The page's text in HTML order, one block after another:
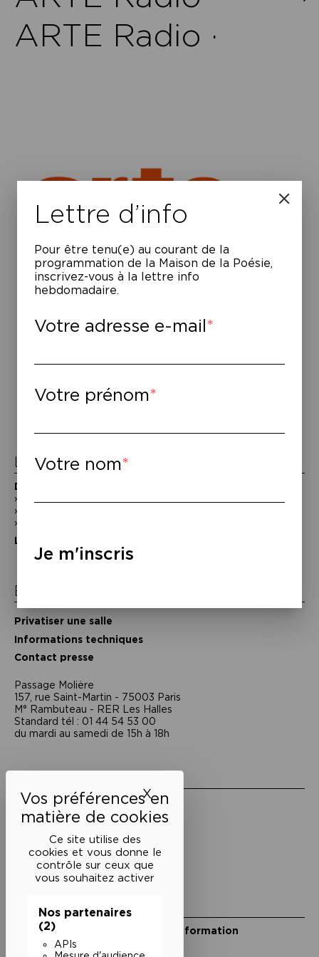
Ce site utilise des
cookies et vous donne le
contrôle sur ceux que
vous souhaitez activer
Nos partenaires
(2)
APIs
XMasquer le bandeau des
ARTE Radio ·
Navigation
de
l’article
La Maison de la Poésie
Découvrir
L’équipe
Espace pro
Privatiser une salle
Informations techniques
Contact presse
Passage Moliėre
157, rue Saint-Martin - 75003 Paris
M° Rambuteau - RER Les Halles
Standard tél : 01 44 54 53 00
du mardi au samedi de 15h à 18h
Mentions légales
Politique de confidentialité
Conditions générales de vente
Cookies
Restons en lien
Inscrivez-vous à notre lettre d’information
Suivez-nous sur les réseaux
Lettre d’info
Pour être tenu(e) au courant de la
programmation de la Maison de la Poésie,
inscrivez-vous à la lettre info
hebdomadaire.
Votre adresse e-mail
Votre prénom
Votre nom
Je m'inscris